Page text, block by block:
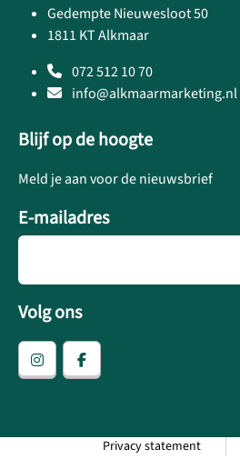
Gedempte Nieuwesloot 50
1811 KT Alkmaar
072 512 10 70
info@alkmaarmarketing.nl
Blijf op de hoogte
Meld je aan voor de nieuwsbrief
E-mailadres
Volg ons
Privacy statement